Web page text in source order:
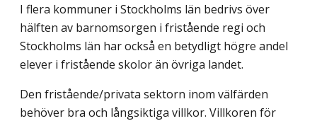
I flera kommuner i Stockholms län bedrivs över
hälften av barnomsorgen i fri­stående regi och
Stockholms län har också en betydligt högre andel
elever i fristående skolor än övriga landet.
Den fristående/privata sektorn inom välfärden
behöver bra och långsiktiga villkor. Villkoren för